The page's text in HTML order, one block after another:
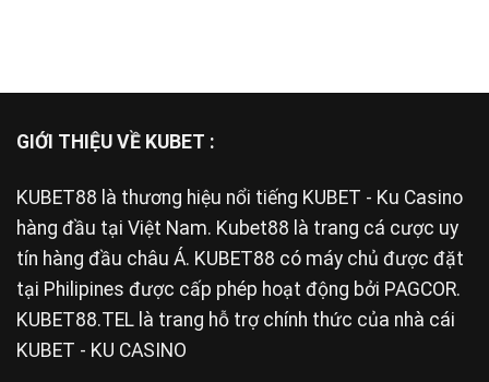
GIỚI THIỆU VỀ KUBET :
KUBET88 là thương hiệu nổi tiếng KUBET - Ku Casino
hàng đầu tại Việt Nam. Kubet88 là trang cá cược uy
tín hàng đầu châu Á. KUBET88 có máy chủ được đặt
tại Philipines được cấp phép hoạt động bởi PAGCOR.
KUBET88.TEL là trang hỗ trợ chính thức của nhà cái
KUBET - KU CASINO